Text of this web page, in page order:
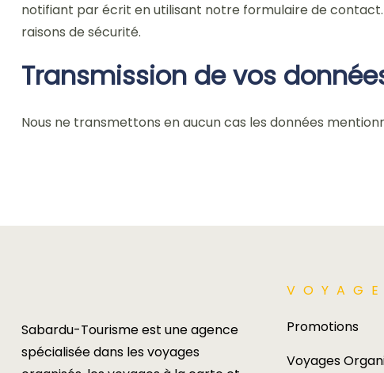
notifiant par écrit en utilisant notre formulaire de
raisons de sécurité.
Transmission de vos
Nous ne transmettons en aucun cas les données
Sabardu-Tourisme est une agence
spécialisée dans les voyages
Promotions
Voyages